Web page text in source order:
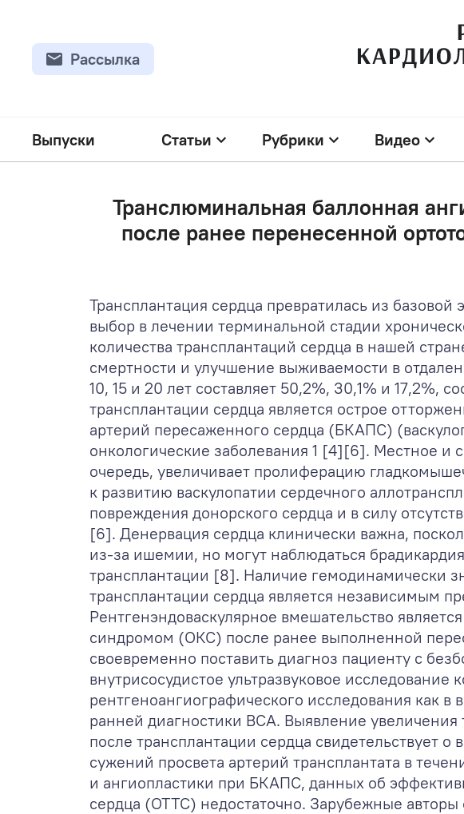
Рассылка
Выпуски Статьи Рубрики Видео
Транслюминальная баллонная
после ранее перенесенной
Трансплантация сердца превратилась из
выбор в лечении терминальной стадии
количества трансплантаций сердца в нашей
смертности и улучшение выживаемости в
10, 15 и 20 лет составляет 50,2%, 30,1% и 17,2%,
трансплантации сердца является острое
артерий пересаженного сердца (БКАПС)
онкологические заболевания 1 [4][6]. Местное и
очередь, увеличивает пролиферацию
к развитию васкулопатии сердечного
повреждения донорского сердца и в силу
[6]. Денервация сердца клинически важна,
из-за ишемии, но могут наблюдаться
трансплантации [8]. Наличие гемодинамически
трансплантации сердца является независимым
Рентгенэндоваскулярное вмешательство
синдромом (ОКС) после ранее выполненной
своевременно поставить диагноз пациенту с
внутрисосудистое ультразвуковое
рентгеноангиографического исследования как
ранней диагностики ВСА. Выявление
после трансплантации сердца свидетельствует
сужений просвета артерий трансплантата в
и ангиопластики при БКАПС, данных об
сердца (ОТТС) недостаточно. Зарубежные